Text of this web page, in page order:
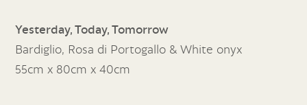
Yesterday, Today, Tomorrow
Bardiglio, Rosa di Portogallo & White onyx
55cm x 80cm x 40cm